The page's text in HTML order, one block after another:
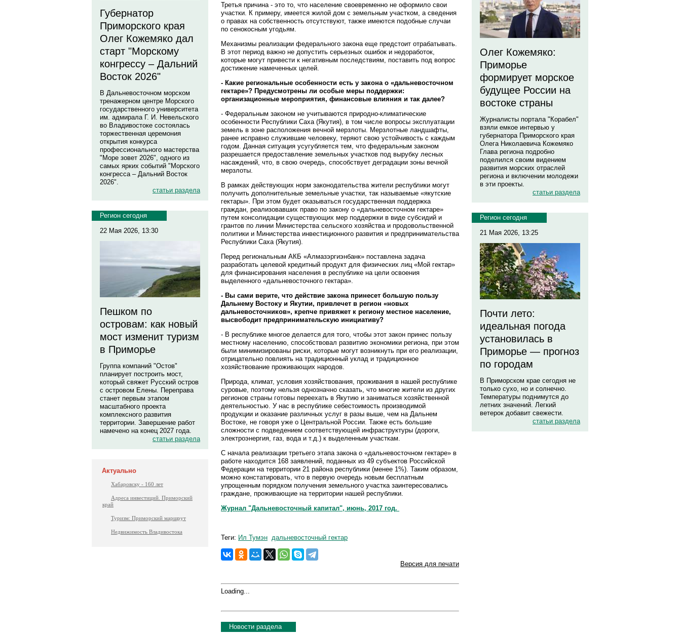
Губернатор
Приморского края
Олег Кожемяко дал
старт "Морскому
конгрессу – Дальний
Восток 2026"
В Дальневосточном морском
тренажерном центре Морского
государственного университета
им. адмирала Г. И. Невельского
во Владивостоке состоялась
торжественная церемония
открытия конкурса
профессионального мастерства
"Море зовет 2026", одного из
самых ярких событий "Морского
конгресса – Дальний Восток
2026".
статьи раздела
Регион сегодня
22 Мая 2026, 13:30
Пешком по
островам: как новый
мост изменит туризм
в Приморье
Группа компаний "Остов"
планирует построить мост,
который свяжет Русский остров
с островом Елены. Переправа
станет первым этапом
масштабного проекта
комплексного развития
территории. Завершение работ
намечено на конец 2027 года.
статьи раздела
Актуально
Хабаровску - 160 лет
Адреса инвестиций. Приморский
край
Туризм: Приморский маршрут
Недвижимость Владивостока
Третья причина - это то, что население своевременно не оформило свои
участки. К примеру, имеется жилой дом с земельным участком, а сведения
о правах на собственность отсутствуют, также имеются подобные случаи
по сенокосным угодьям.
Механизмы реализации федерального закона еще предстоит отрабатывать.
В этот период важно не допустить серьезных ошибок и недоработок,
которые могут привести к негативным последствиям, поставить под вопрос
достижение намеченных целей.
- Какие региональные особенности есть у закона о «дальневосточном
гектаре»? Предусмотрены ли особые меры поддержки:
организационные мероприятия, финансовые влияния и так далее?
- Федеральным законом не учитываются природно-климатические
особенности Республики Саха (Якутия), в том числе вопросы эксплуатации
земель в зоне расположения вечной мерзлоты. Мерзлотные ландшафты,
ранее исправно служившие человеку, теряют свою устойчивость с каждым
годом. Данная ситуация усугубляется тем, что федеральным законом
разрешается предоставление земельных участков под вырубку лесных
насаждений, что, в свою очередь, способствует деградации зоны вечной
мерзлоты.
В рамках действующих норм законодательства жители республики могут
получить дополнительные земельные участки, так называемые «якутские
гектары». При этом будет оказываться государственная поддержка
граждан, реализовавших право по закону о «дальневосточном гектаре»
путем консолидации существующих мер поддержки в виде субсидий и
грантов по линии Министерства сельского хозяйства и продовольственной
политики и Министерства инвестиционного развития и предпринимательства
Республики Саха (Якутия).
Перед региональным АКБ «Алмазэргиэнбанк» поставлена задача
разработать целевой кредитный продукт для физических лиц «Мой гектар»
для финансирования населения в республике на цели освоения
выделенного «дальневосточного гектара».
- Вы сами верите, что действие закона принесет большую пользу
Дальнему Востоку и Якутии, привлечет в регион «новых
дальневосточников», крепче привяжет к региону местное население,
высвободит предпринимательскую инициативу?
- В республике многое делается для того, чтобы этот закон принес пользу
местному населению, способствовал развитию экономики региона, при этом
были минимизированы риски, которые могут возникнуть при его реализации,
отрицательно повлиять на традиционный уклад и традиционное
хозяйствование проживающих народов.
Природа, климат, условия хозяйствования, проживания в нашей республике
суровые, поэтому нельзя однозначно сказать, что многие жители из других
регионов страны готовы переехать в Якутию и заниматься хозяйственной
деятельностью. У нас в республике себестоимость производимой
продукции и оказание различных услуг в разы выше, чем на Дальнем
Востоке, не говоря уже о Центральной России. Также есть большие
сложности с подведением соответствующей инфраструктуры (дороги,
электроэнергия, газ, вода и т.д.) к выделенным участкам.
С начала реализации третьего этапа закона о «дальневосточном гектаре» в
работе находится 168 заявлений, поданных из 49 субъектов Российской
Федерации на территории 21 района республики (менее 1%). Таким образом,
можно констатировать, что в первую очередь новым бесплатным
упрощенным порядком получения земельного участка заинтересовались
граждане, проживающие на территории нашей республики.
Журнал "Дальневосточный капитал", июнь, 2017 год.
Теги: Ил Тумэн дальневосточный гектар
Версия для печати
Loading...
Новости раздела
Олег Кожемяко:
Приморье
формирует морское
будущее России на
востоке страны
Журналисты портала "Корабел"
взяли емкое интервью у
губернатора Приморского края
Олега Николаевича Кожемяко
Глава региона подробно
поделился своим видением
развития морских отраслей
региона и включении молодежи
в эти проекты.
статьи раздела
Регион сегодня
21 Мая 2026, 13:25
Почти лето:
идеальная погода
установилась в
Приморье — прогноз
по городам
В Приморском крае сегодня не
только сухо, но и солнечно.
Температуры поднимутся до
летних значений. Легкий
ветерок добавит свежести.
статьи раздела